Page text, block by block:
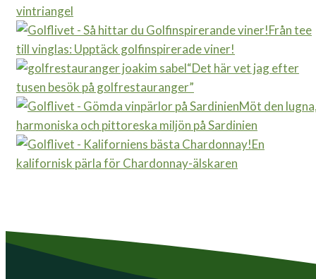
vintriangel
Från tee
till vinglas: Upptäck golfinspirerade viner!
“Det här vet jag efter
tusen besök på golfrestauranger”
Möt den
harmoniska och pittoreska miljön på Sardinien
En
kalifornisk pärla för Chardonnay-älskaren